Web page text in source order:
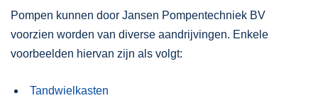
Pompen kunnen door Jansen Pompentechniek BV
voorzien worden van diverse aandrijvingen. Enkele
voorbeelden hiervan zijn als volgt:
Tandwielkasten